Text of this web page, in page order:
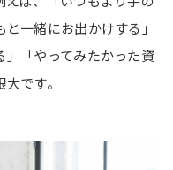
一緒にお出かけする」
」「やってみたかった資
です。